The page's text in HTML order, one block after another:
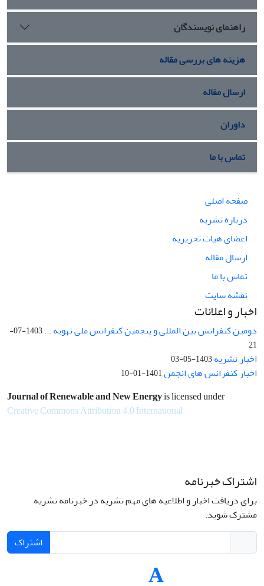
راهنمای نویسندگان
هزینه های بررسی مقاله
ارسال مقاله
داوران
تماس با ما
صفحه اصلی
درباره نشریه
اعضای هیات تحریریه
ارسال مقاله
تماس با ما
نقشه سایت
اخبار و اعلانات
دومین کنفرانس بین المللی و پنجمین کنفرانس ملی تهویه ...
1403-07-
21
اخبار نشریه1403-05-03
اخبار کنفرانس های انجمن1401-01-10
Journal of Renewable and New Energyis licensed under
Creative Commons Attribution 4.0 International
اشتراک خبرنامه
برای دریافت اخبار و اطلاعیه های مهم نشریه در خبرنامه نشریه
مشترک شوید.
اشتراک